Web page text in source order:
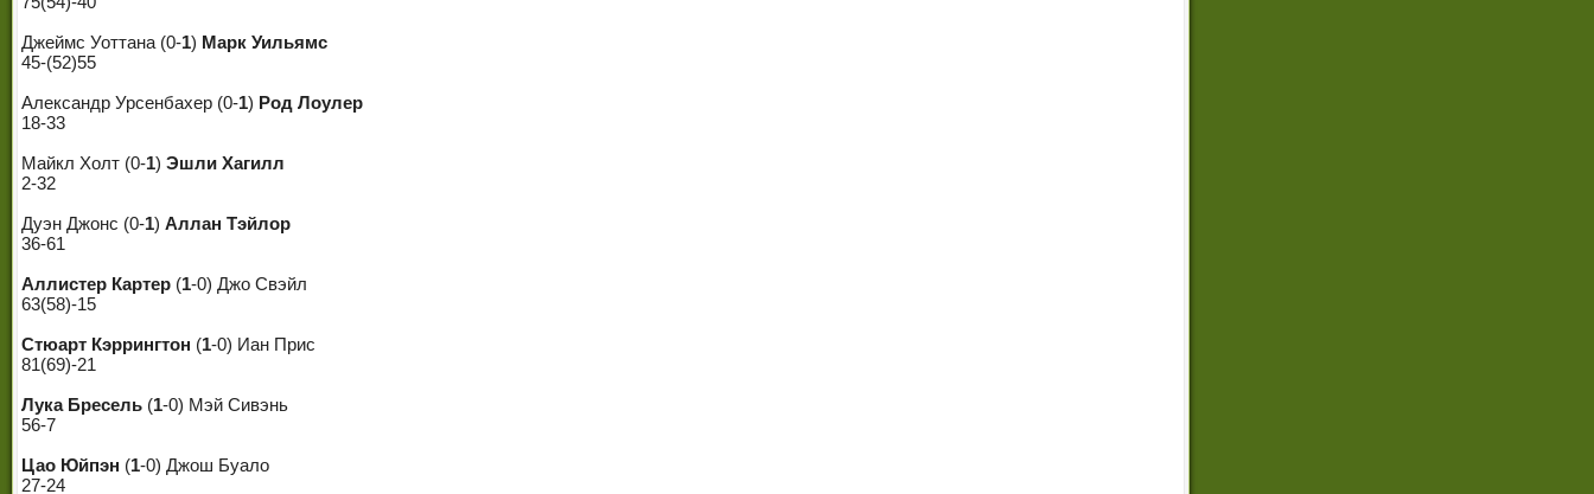
Джеймс Уоттана (0-1) Марк Уильямс
45-(52)55
Александр Урсенбахер (0-1) Род Лоулер
18-33
Майкл Холт (0-1) Эшли Хагилл
2-32
Дуэн Джонс (0-1) Аллан Тэйлор
36-61
Аллистер Картер (1-0) Джо Свэйл
63(58)-15
Стюарт Кэррингтон (1-0) Иан Прис
81(69)-21
Лука Бресель (1-0) Мэй Сивэнь
56-7
Цао Юйпэн (1-0) Джош Буало
27-24